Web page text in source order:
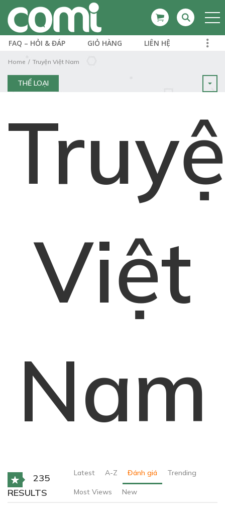
FAQ – HỎI & ĐÁP GIỎ HÀNG LIÊN HỆ
Home Truyện Việt Nam
THỂ LOẠI
Việt
Nam
235
RESULTS
Latest A-Z Đánh giá Trending
Most Views New